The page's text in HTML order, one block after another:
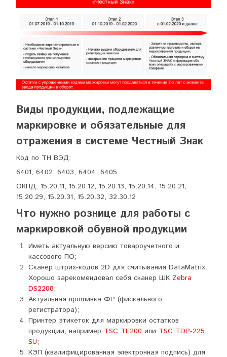
Виды продукции, подлежащие
маркировке и обязательные для
отражения в системе Честный Знак
Код по ТН ВЭД:
6401, 6402, 6403, 6404, 6405
ОКПД: 15.20.11, 15.20.12, 15.20.13, 15.20.14, 15.20.21,
15.20.29, 15.20.31, 15.20.32, 32.30.12
Что нужно рознице для работы с
маркировкой обувной продукции
Иметь актуальную версию товароучетного и
кассового ПО;
Сканер штрих-кодов 2D для считывания DataMatrix.
Хорошо зарекомендовал себя сканер ШК Zebra
DS2208;
Актуальная прошивка ФР (фискального
регистратора);
Принтер этикеток для маркировки остатков
продукции, например TSC TE200 или TSC TDP-225
SU;
КЭП (квалифицированная электронная подпись) для